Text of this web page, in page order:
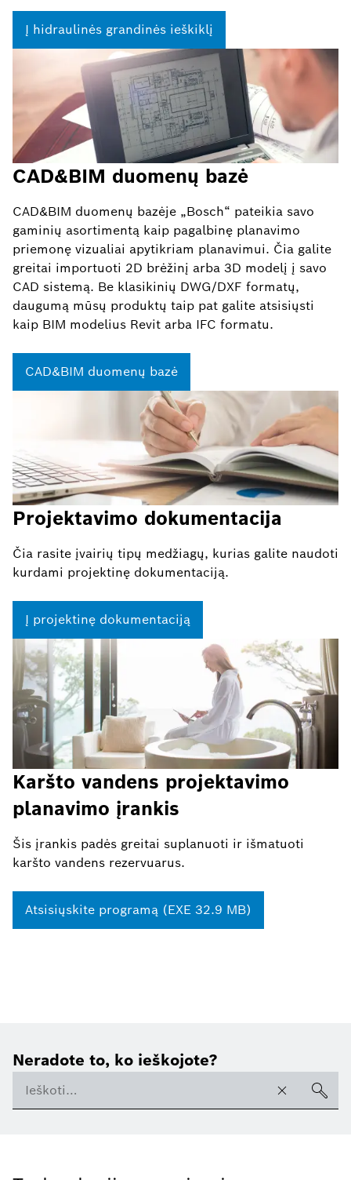
Į hidraulinės grandinės ieškiklį
CAD&BIM duomenų bazė
CAD&BIM duomenų bazėje „Bosch“ pateikia savo
gaminių asortimentą kaip pagalbinę planavimo
priemonę vizualiai apytikriam planavimui. Čia galite
greitai importuoti 2D brėžinį arba 3D modelį į savo
CAD sistemą. Be klasikinių DWG/DXF formatų,
daugumą mūsų produktų taip pat galite atsisiųsti
kaip BIM modelius Revit arba IFC formatu.
CAD&BIM duomenų bazė
Projektavimo dokumentacija
Čia rasite įvairių tipų medžiagų, kurias galite naudoti
kurdami projektinę dokumentaciją.
Į projektinę dokumentaciją
Karšto vandens projektavimo
planavimo įrankis
Šis įrankis padės greitai suplanuoti ir išmatuoti
karšto vandens rezervuarus.
Atsisiųskite programą (EXE 32.9 MB)
Neradote to, ko ieškojote?